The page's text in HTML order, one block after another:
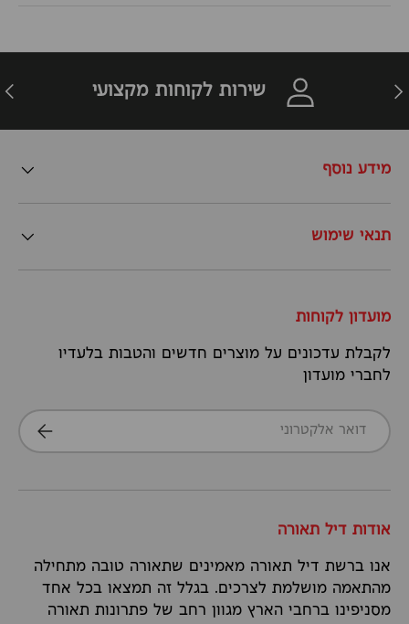
חזרה שירות לקוחות מקצועי
מידע נוסף
תנאי שימוש
מועדון לקוחות
לקבלת עדכונים על מוצרים חדשים והטבות בלעדיו
לחברי מועדון
דואר אלקטרוני
הרשמה
אודות דיל תאורה
אנו ברשת דיל תאורה מאמינים שתאורה טובה מתחילה
מהתאמה מושלמת לצרכים. בגלל זה תמצאו בכל אחד
מסניפינו ברחבי הארץ מגוון רחב של פתרונות תאורה